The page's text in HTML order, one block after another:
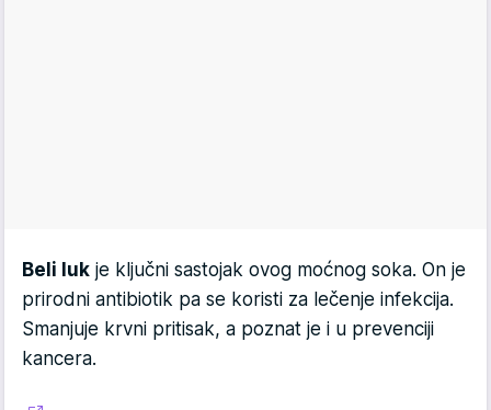
Beli luk je ključni sastojak ovog moćnog soka. On je
prirodni antibiotik pa se koristi za lečenje infekcija.
Smanjuje krvni pritisak, a poznat je i u prevenciji
kancera.